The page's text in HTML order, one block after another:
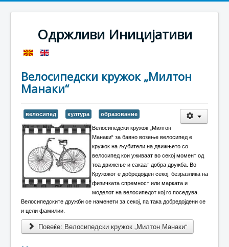
Одржливи Иницијативи
Велосипедски кружок „Милтон
Манаки“
велосипед култура образование
Велосипедски кружок „Милтон
Манаки“ за бавно возење велосипед е
кружок на љубители на движњето со
велосипед кои уживаат во секој момент од
тоа движење и сакаат добра дружба. Во
Кружокот е добредојден секој, безразлика на
физичката спремност или марката и
моделот на велосипедот кој го поседува.
Велосипедските дружби се наменети за секој, па така добредојдени се
и цели фамилии.
Повеќе: Велосипедски кружок „Милтон Манаки“